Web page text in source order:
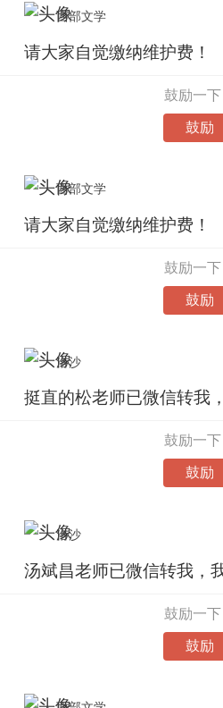
西部文学
请大家自觉缴纳维护费！
鼓励一下
鼓励
西部文学
请大家自觉缴纳维护费！
鼓励一下
鼓励
洛沙
挺直的松老师已微信转我
鼓励一下
鼓励
洛沙
汤斌昌老师已微信转我，
鼓励一下
鼓励